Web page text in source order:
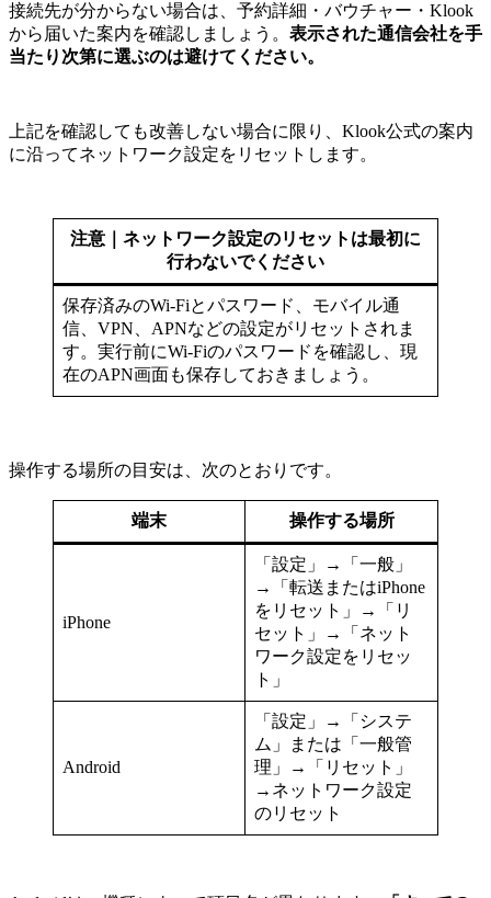
接続先が分からない場合は、予約詳細・バウチャー・Klook
から届いた案内を確認しましょう。 表示された通信会社を手
当たり次第に選ぶのは避けてください。
上記を確認しても改善しない場合に限り、Klook公式の案内
に沿ってネットワーク設定をリセットします。
注意｜ネットワーク設定のリセットは最初に
行わないでください
保存済みのWi-Fiとパスワード、モバイル通
信、VPN、APNなどの設定がリセットされま
す。実行前にWi-Fiのパスワードを確認し、現
在のAPN画面も保存しておきましょう。
操作する場所の目安は、次のとおりです。
端末 操作する場所
iPhone
「設定」→「一般」
→「転送またはiPhone
をリセット」→「リ
セット」→「ネット
ワーク設定をリセッ
ト」
Android
「設定」→「システ
ム」または「一般管
理」→「リセット」
→ネットワーク設定
のリセット